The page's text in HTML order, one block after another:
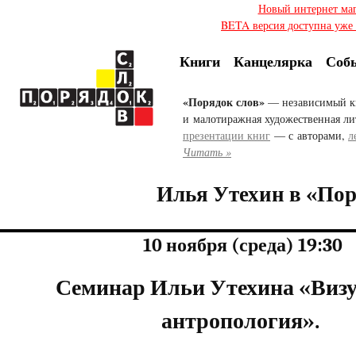
Новый интернет
BETA версия доступна
Книги Канцелярка
«Порядок слов» — независимый
и малотиражная художественная
презентации книг — с авторами,
Читать »
Илья Утехин в
10 ноября (среда) 19:30
Семинар Ильи Утехина
антропология».